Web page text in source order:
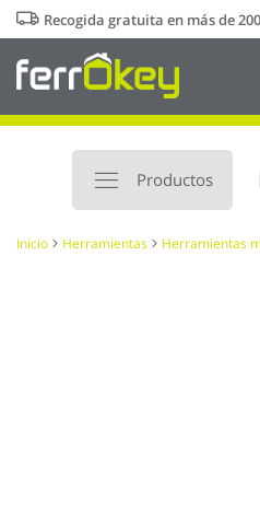
Ir
al
contenido
Recogida gratuita en más de
Productos
Inicio Herramientas Herramientas